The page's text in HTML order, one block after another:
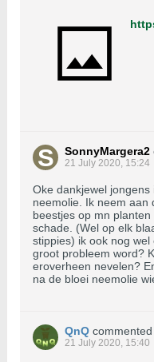
SonnyMargera2
21 July 2020, 15:24
Oke dankjewel
neemolie. Ik neem aan
beestjes op mn
schade. (Wel op elk
stippies) ik ook nog
groot probleem word?
eroverheen nevelen?
na de bloei neemolie
QnQ commented
21 July 2020, 15:40